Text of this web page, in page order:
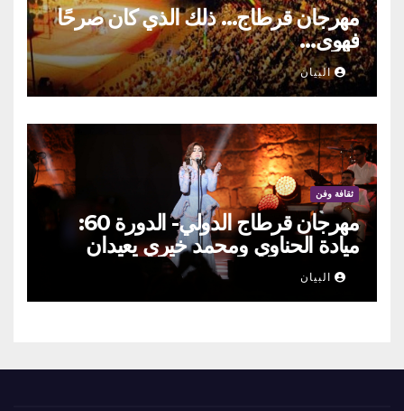
مهرجان قرطاج… ذلك الذي كان صرحًا
فهوى…
البيان
ثقافة وفن
مهرجان قرطاج الدولي- الدورة 60:
ميادة الحناوي ومحمد خيري يعيدان
الطرب السوري إلى ركح قرطاج
البيان